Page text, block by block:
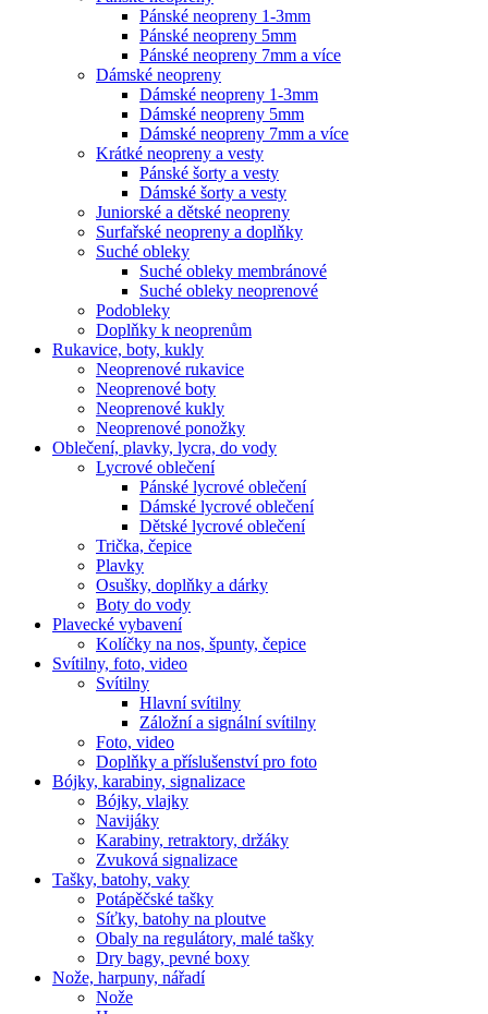
Pánské neopreny 1-3mm
Pánské neopreny 5mm
Pánské neopreny 7mm a více
Dámské neopreny
Dámské neopreny 1-3mm
Dámské neopreny 5mm
Dámské neopreny 7mm a více
Krátké neopreny a vesty
Pánské šorty a vesty
Dámské šorty a vesty
Juniorské a dětské neopreny
Surfařské neopreny a doplňky
Suché obleky
Suché obleky membránové
Suché obleky neoprenové
Podobleky
Doplňky k neoprenům
Rukavice, boty, kukly
Neoprenové rukavice
Neoprenové boty
Neoprenové kukly
Neoprenové ponožky
Oblečení, plavky, lycra, do vody
Lycrové oblečení
Pánské lycrové oblečení
Dámské lycrové oblečení
Dětské lycrové oblečení
Trička, čepice
Plavky
Osušky, doplňky a dárky
Boty do vody
Plavecké vybavení
Kolíčky na nos, špunty, čepice
Svítilny, foto, video
Svítilny
Hlavní svítilny
Záložní a signální svítilny
Foto, video
Doplňky a příslušenství pro foto
Bójky, karabiny, signalizace
Bójky, vlajky
Navijáky
Karabiny, retraktory, držáky
Zvuková signalizace
Tašky, batohy, vaky
Potápěčské tašky
Síťky, batohy na ploutve
Obaly na regulátory, malé tašky
Dry bagy, pevné boxy
Nože, harpuny, nářadí
Nože